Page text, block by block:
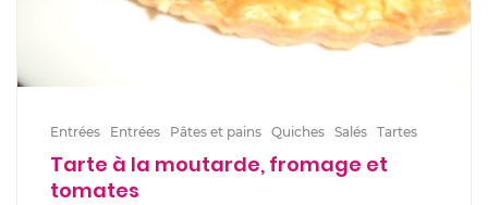
Entrées Entrées Pâtes et pains Quiches Salés Tartes
Tarte à la moutarde, fromage et
tomates